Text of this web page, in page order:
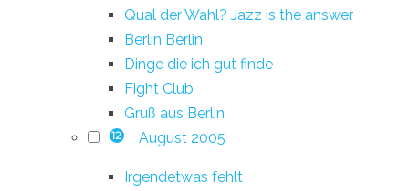
Qual der Wahl? Jazz is the answer
Berlin Berlin
Dinge die ich gut finde
Fight Club
Gruß aus Berlin
12 August 2005
Irgendetwas fehlt